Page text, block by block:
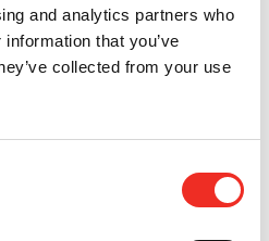
and analytics partners who
that you’ve
collected from your use
voor de prestatie die het product
ook volledig voor service,
Daarbij garanderen wij dat de
spreken een gegarandeerde
en veiligheid. Doordat
door HTC, kunnen wij